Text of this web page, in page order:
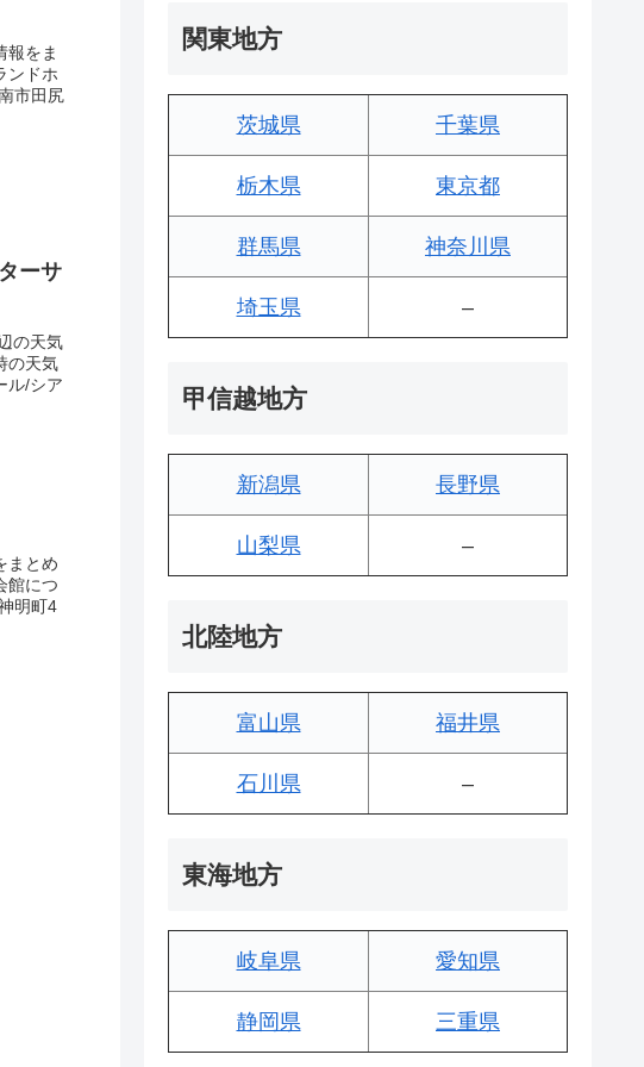
報をま
ンドホ
市田尻
ーサ
の天気
の天気
ル/シア
まとめ
館につ
明町4
関東地方
茨城県 千葉県
栃木県 東京都
群馬県 神奈川県
埼玉県 –
甲信越地方
新潟県 長野県
山梨県 –
北陸地方
富山県 福井県
石川県 –
東海地方
岐阜県 愛知県
静岡県 三重県